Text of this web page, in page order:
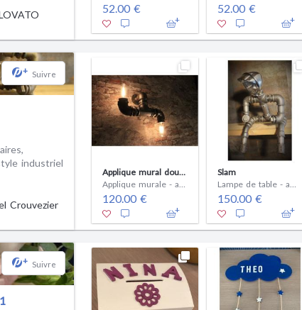
52.00 € 52.00 €
+ Suivre
industriel
Crouvezier
Applique mural double éclairage ''haut-bas''
Applique murale - ampoule(s)
120.00 €
Slam
Lampe de table - ampoule(s)
150.00 €
+ Suivre